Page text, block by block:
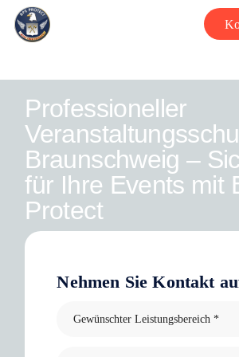
Professioneller
Braunschweig –
für Ihre Events mit
Protect
Nehmen Sie Kontakt